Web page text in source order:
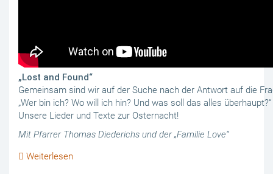
„Lost and Found“
Gemeinsam sind wir auf der Suche nach der Antwort auf die
„Wer bin ich? Wo will ich hin? Und was soll das alles überhaupt?“
Unsere Lieder und Texte zur Osternacht!
Mit Pfarrer Thomas Diederichs und der „Familie Love“
Weiterlesen